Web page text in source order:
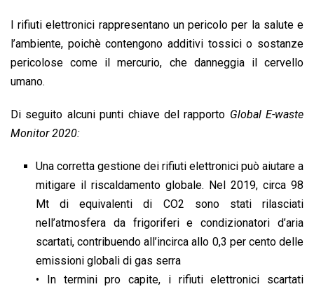
I rifiuti elettronici rappresentano un pericolo per la salute e
l’ambiente, poichè contengono additivi tossici o sostanze
pericolose come il mercurio, che danneggia il cervello
umano.
Di seguito alcuni punti chiave del rapporto Global E-waste
Monitor 2020:
Una corretta gestione dei rifiuti elettronici può aiutare a
mitigare il riscaldamento globale. Nel 2019, circa 98
Mt di equivalenti di CO2 sono stati rilasciati
nell’atmosfera da frigoriferi e condizionatori d’aria
scartati, contribuendo all’incirca allo 0,3 per cento delle
emissioni globali di gas serra
• In termini pro capite, i rifiuti elettronici scartati